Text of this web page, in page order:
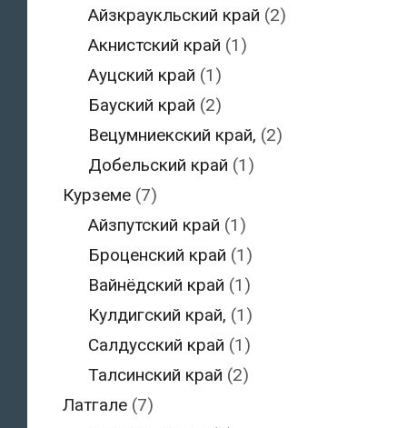
Айзкраукльский край (2)
Акнистский край (1)
Ауцский край (1)
Бауский край (2)
Вецумниекский край, (2)
Добельский край (1)
Курземе(7)
Айзпутский край (1)
Броценский край (1)
Вайнёдский край (1)
Кулдигский край, (1)
Салдусский край (1)
Талсинский край (2)
Латгале(7)